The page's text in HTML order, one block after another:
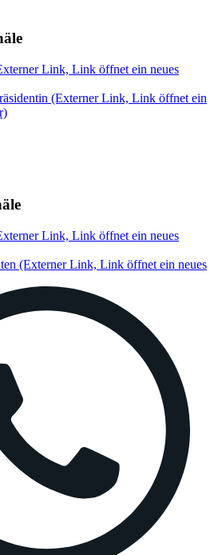
Link, Link öffnet ein neues
(Externer Link, Link öffnet ein
Link, Link öffnet ein neues
(Externer Link, Link öffnet ein neues